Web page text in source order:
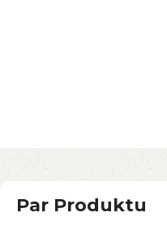
Par Produktu